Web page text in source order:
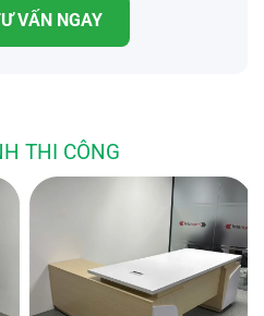
VẤN NGAY
THI CÔNG